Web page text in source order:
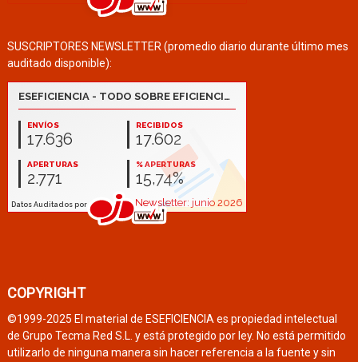
SUSCRIPTORES NEWSLETTER (promedio diario durante último mes
auditado disponible):
COPYRIGHT
©1999-2025 El material de ESEFICIENCIA es propiedad intelectual
de Grupo Tecma Red S.L. y está protegido por ley. No está permitido
utilizarlo de ninguna manera sin hacer referencia a la fuente y sin